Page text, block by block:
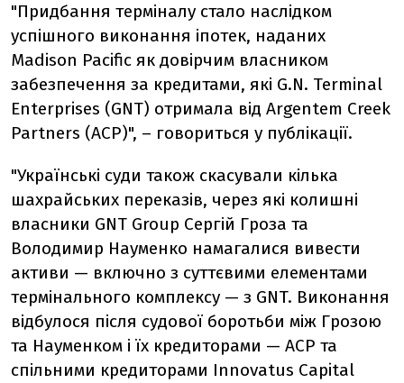
"Придбання терміналу стало наслідком
успішного виконання іпотек, наданих
Madison Pacific як довірчим власником
забезпечення за кредитами, які G.N. Terminal
Enterprises (GNT) отримала від Argentem Creek
Partners (ACP)", – говориться у публікації.
"Українські суди також скасували кілька
шахрайських переказів, через які колишні
власники GNT Group Сергій Гроза та
Володимир Науменко намагалися вивести
активи — включно з суттєвими елементами
термінального комплексу — з GNT. Виконання
відбулося після судової боротьби між Грозою
та Науменком і їх кредиторами — ACP та
спільними кредиторами Innovatus Capital